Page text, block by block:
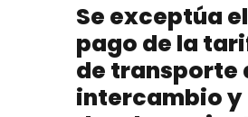
Se exceptúa el
pago de la
de transporte
intercambio y